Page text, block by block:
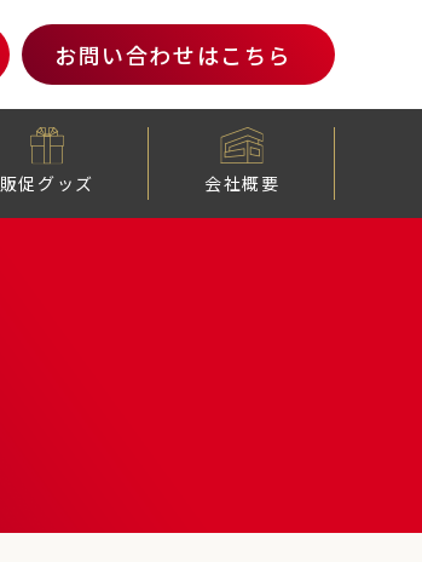
お問い合わせはこちら
販促グッズ 会社概要